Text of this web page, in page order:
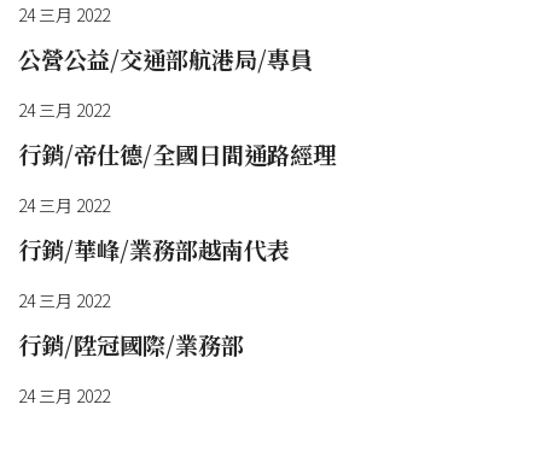
24 三月 2022
公營公益/交通部航港局/專員
24 三月 2022
行銷/帝仕德/全國日間通路經理
24 三月 2022
行銷/華峰/業務部越南代表
24 三月 2022
行銷/陞冠國際/業務部
24 三月 2022